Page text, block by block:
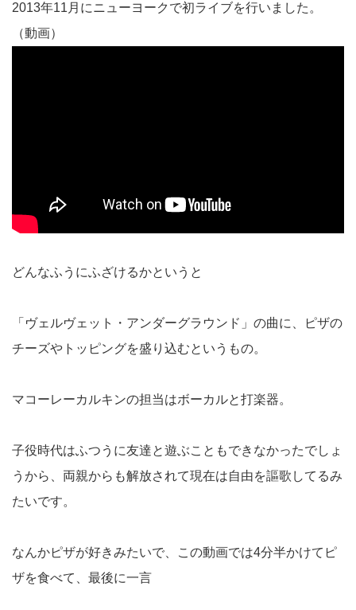
2013年11月にニューヨークで初ライブを行いました。
（動画）
どんなふうにふざけるかというと
「ヴェルヴェット・アンダーグラウンド」の曲に、ピザの
チーズやトッピングを盛り込むというもの。
マコーレーカルキンの担当はボーカルと打楽器。
子役時代はふつうに友達と遊ぶこともできなかったでしょ
うから、両親からも解放されて現在は自由を謳歌してるみ
たいです。
なんかピザが好きみたいで、この動画では4分半かけてピ
ザを食べて、最後に一言